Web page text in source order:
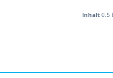
Inhalt 0.5